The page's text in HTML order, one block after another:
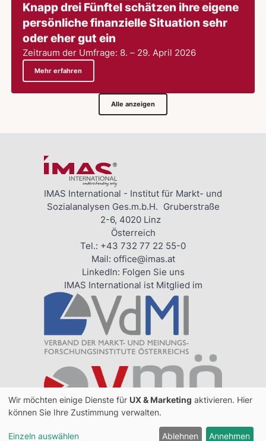
Knapp drei Fünftel schätzen ihre eigene
persönliche finanzielle Situation sehr
oder eher gut ein
Zeitraum der Umfrage: 8. – 29. April 2026
Mehr erfahren
Alle anzeigen
IMAS International - Institut für Markt- und
Sozialanalysen Ges.m.b.H. Gruberstraße
2-6, 4020 Linz
Österreich
Tel.: +43 732 77 22 55-0
Mail: office@imas.at
LinkedIn: Folgen Sie uns
IMAS International ist Mitglied im
Datenschutz
Wir möchten einige Dienste für UX & Marketing aktivieren. Hier
können Sie Ihre Zustimmung verwalten.
Einzeln auswählen Ablehnen Annehmen